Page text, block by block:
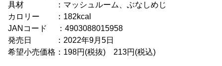
具材 ：マッシュルーム、ぶなしめじ
カロリー ：182kcal
JANコード ：4903088015958
発売日 ：2022年9月5日
希望小売価格：198円(税抜) 213円(税込)